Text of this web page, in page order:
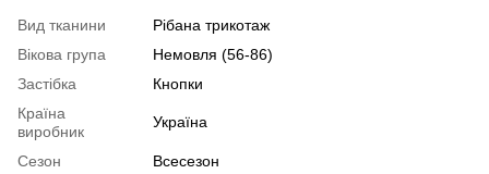
Вид тканини
Рібана трикотаж
Вікова група
Немовля (56-86)
Застібка
Кнопки
Країна
виробник
Україна
Сезон
Всесезон